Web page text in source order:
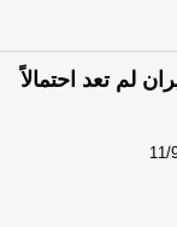
لم تعد احتمالاً
11/